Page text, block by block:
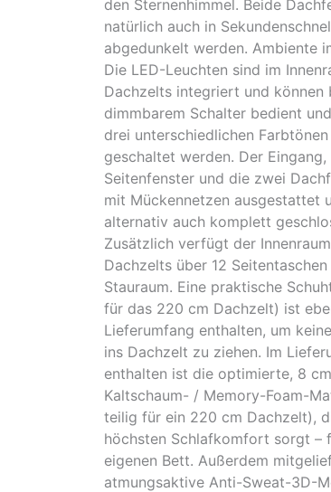
den Sternenhimmel. Beide
natürlich auch in
abgedunkelt werden. Ambiente
Die LED-Leuchten sind im
Dachzelts integriert und können
dimmbarem Schalter bedient
drei unterschiedlichen
geschaltet werden. Der Eingang,
Seitenfenster und die zwei
mit Mückennetzen ausgestattet
alternativ auch komplett
Zusätzlich verfügt der
Dachzelts über 12
Stauraum. Eine praktische
für das 220 cm Dachzelt) ist
Lieferumfang enthalten, um
ins Dachzelt zu ziehen. Im
enthalten ist die optimierte, 8
Kaltschaum- / Memory-Foam-
teilig für ein 220 cm Dachzelt),
höchsten Schlafkomfort sorgt –
eigenen Bett. Außerdem
atmungsaktive Anti-Sweat-3D-